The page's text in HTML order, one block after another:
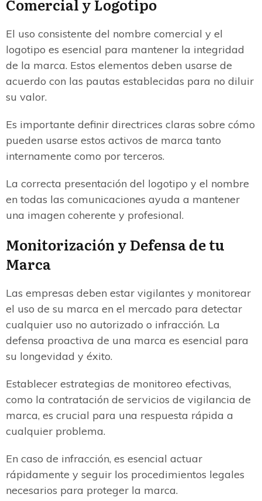
Comercial y Logotipo
El uso consistente del nombre comercial y el
logotipo es esencial para mantener la integridad
de la marca. Estos elementos deben usarse de
acuerdo con las pautas establecidas para no diluir
su valor.
Es importante definir directrices claras sobre cómo
pueden usarse estos activos de marca tanto
internamente como por terceros.
La correcta presentación del logotipo y el nombre
en todas las comunicaciones ayuda a mantener
una imagen coherente y profesional.
Monitorización y Defensa de tu
Marca
Las empresas deben estar vigilantes y monitorear
el uso de su marca en el mercado para detectar
cualquier uso no autorizado o infracción. La
defensa proactiva de una marca es esencial para
su longevidad y éxito.
Establecer estrategias de monitoreo efectivas,
como la contratación de servicios de vigilancia de
marca, es crucial para una respuesta rápida a
cualquier problema.
En caso de infracción, es esencial actuar
rápidamente y seguir los procedimientos legales
necesarios para proteger la marca.